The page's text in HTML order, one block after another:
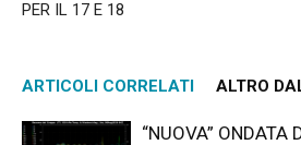
PER IL 17 E 18
ARTICOLI CORRELATI ALTRO
“NUOVA” ONDATA